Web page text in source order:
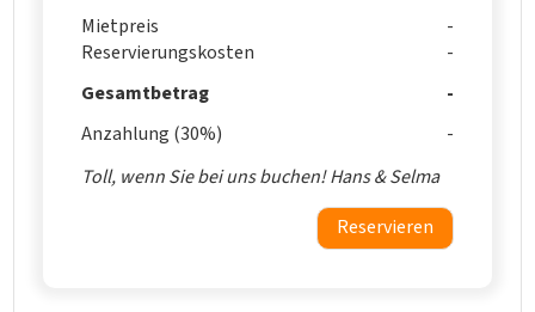
Mietpreis
Reservierungskosten
Gesamtbetrag
Anzahlung (30%)
Toll, wenn Sie bei uns buchen! Hans & Selma
Reservieren